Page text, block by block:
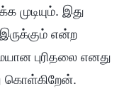
இது
என்ற
புரிதலை எனது
கொள்கிறேன்.